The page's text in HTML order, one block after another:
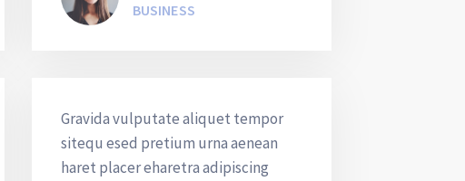
BUSINESS
Gravida vulputate aliquet tempor
sitequ esed pretium urna aenean
haret placer eharetra adipiscing